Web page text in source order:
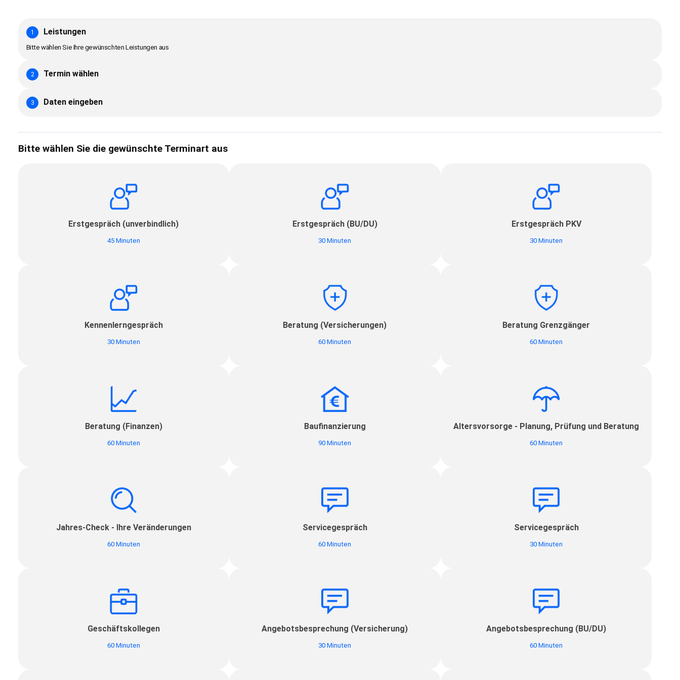
Bitte wählen Sie die gewünschte Terminart aus
Erstgespräch (unverbindlich)
45 Minuten
Erstgespräch (BU/DU)
30 Minuten
Erstgespräch PKV
30 Minuten
Kennenlerngespräch
30 Minuten
Beratung (Versicherungen)
60 Minuten
Beratung Grenzgänger
60 Minuten
Beratung (Finanzen)
60 Minuten
Baufinanzierung
90 Minuten
Altersvorsorge - Planung, Prüfung und Beratung
60 Minuten
Jahres-Check - Ihre Veränderungen
60 Minuten
Servicegespräch
60 Minuten
Servicegespräch
30 Minuten
Geschäftskollegen
60 Minuten
Angebotsbesprechung (Versicherung)
30 Minuten
Angebotsbesprechung (BU/DU)
60 Minuten
1 Leistungen
Bitte wählen Sie Ihre gewünschten Leistungen aus
2 Termin wählen
3 Daten eingeben